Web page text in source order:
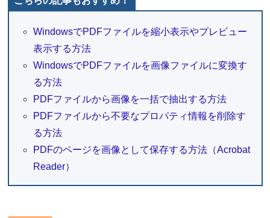
WindowsでPDFファイルを縮小表示やプレビュー
表示する方法
WindowsでPDFファイルを画像ファイルに変換す
る方法
PDFファイルから画像を一括で抽出する方法
PDFファイルから不要なプロパティ情報を削除す
る方法
PDFのページを画像として保存する方法（Acrobat
Reader）